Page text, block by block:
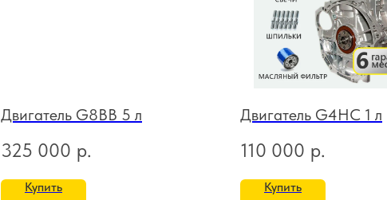
Двигатель G8BB 5 л
325 000 р.
Купить
Двигатель G4HC 1 л
110 000 р.
Купить